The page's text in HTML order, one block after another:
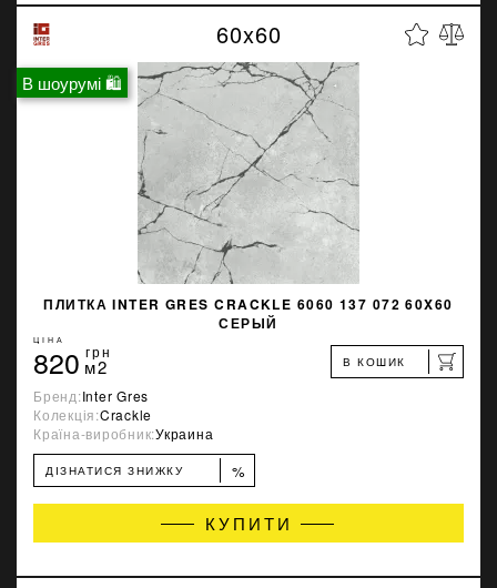
В шоурумі 🛍
60x60
ПЛИТКА INTER GRES CRACKLE 6060 137 072 60X60
СЕРЫЙ
ЦІНА
820 грн
м2 В КОШИК
Бренд:Inter Gres
Колекція:Crackle
Країна-виробник:Украина
ДІЗНАТИСЯ ЗНИЖКУ %
КУПИТИ